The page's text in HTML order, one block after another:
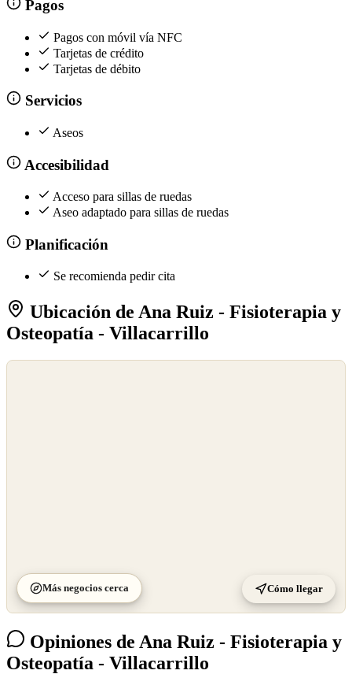
Pagos
Pagos con móvil vía NFC
Tarjetas de crédito
Tarjetas de débito
Servicios
Aseos
Accesibilidad
Acceso para sillas de ruedas
Aseo adaptado para sillas de ruedas
Planificación
Se recomienda pedir cita
Ubicación de Ana Ruiz - Fisioterapia y
Osteopatía - Villacarrillo
Más negocios cerca Cómo llegar
Opiniones de Ana Ruiz - Fisioterapia y
Osteopatía - Villacarrillo